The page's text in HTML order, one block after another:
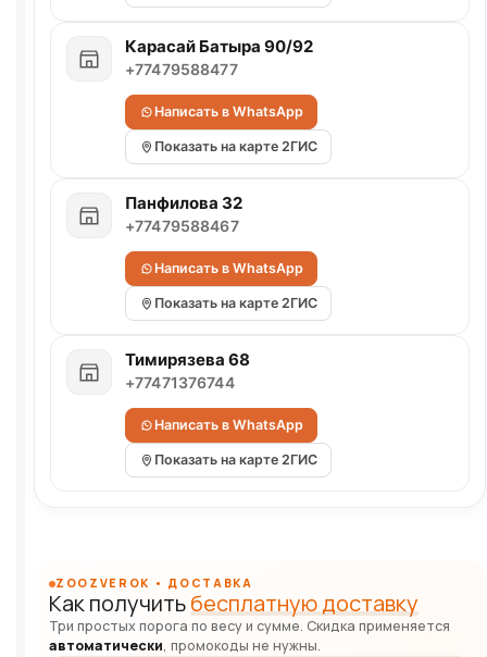
Карасай Батыра 90/92
+77479588477
Написать в WhatsApp
Показать на карте 2ГИС
Панфилова 32
+77479588467
Написать в WhatsApp
Показать на карте 2ГИС
Тимирязева 68
+77471376744
Написать в WhatsApp
Показать на карте 2ГИС
ZOOZVEROK • ДОСТАВКА
Как получитьбесплатную доставку
Три простых порога по весу и сумме. Скидка применяется
автоматически, промокоды не нужны.